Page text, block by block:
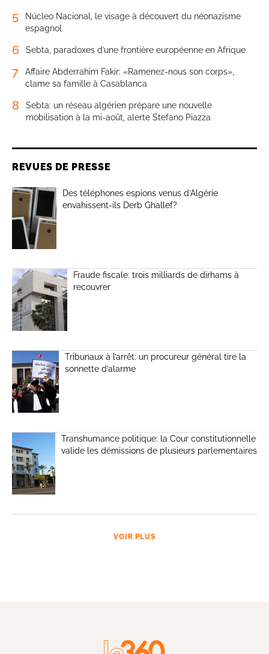
5
Núcleo Nacional, le visage à découvert du néonazisme
espagnol
6 Sebta, paradoxes d’une frontière européenne en Afrique
7
Affaire Abderrahim Fakir: «Ramenez-nous son corps»,
clame sa famille à Casablanca
8
Sebta: un réseau algérien prépare une nouvelle
mobilisation à la mi-août, alerte Stefano Piazza
REVUES DE PRESSE
Des téléphones espions venus d’Algérie
envahissent-ils Derb Ghallef?
Fraude fiscale: trois milliards de dirhams à
recouvrer
Tribunaux à l’arrêt: un procureur général tire la
sonnette d’alarme
Transhumance politique: la Cour constitutionnelle
valide les démissions de plusieurs parlementaires
VOIR PLUS